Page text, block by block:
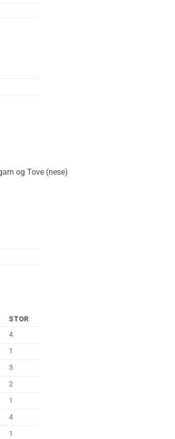
og Tove (nese)
STOR
4
1
3
2
1
4
1